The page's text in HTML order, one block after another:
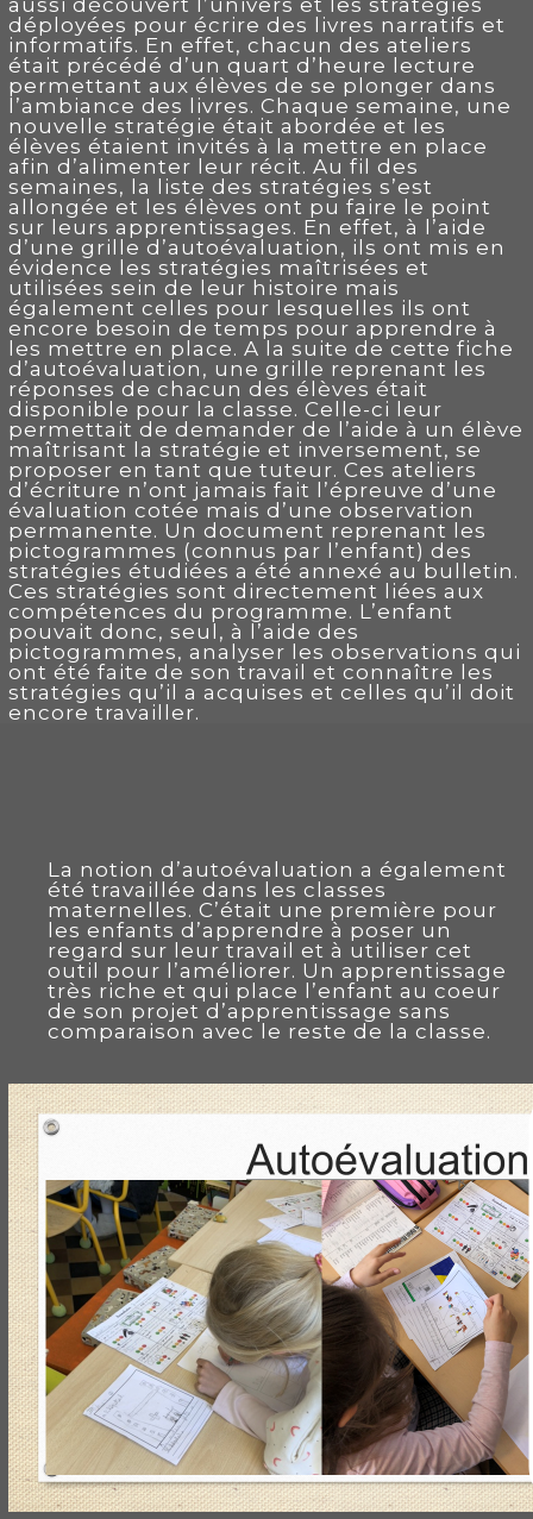
déployées pour écrire des livres narratifs et
informatifs. En effet, chacun des ateliers
était précédé d’un quart d’heure lecture
permettant aux élèves de se plonger dans
l’ambiance des livres. Chaque semaine, une
nouvelle stratégie était abordée et les
élèves étaient invités à la mettre en place
afin d’alimenter leur récit. Au fil des
semaines, la liste des stratégies s’est
allongée et les élèves ont pu faire le point
sur leurs apprentissages. En effet, à l’aide
d’une grille d’autoévaluation, ils ont mis en
évidence les stratégies maîtrisées et
utilisées sein de leur histoire mais
également celles pour lesquelles ils ont
encore besoin de temps pour apprendre à
les mettre en place. A la suite de cette fiche
d’autoévaluation, une grille reprenant les
réponses de chacun des élèves était
disponible pour la classe. Celle-ci leur
permettait de demander de l’aide à un élève
maîtrisant la stratégie et inversement, se
proposer en tant que tuteur. Ces ateliers
d’écriture n’ont jamais fait l’épreuve d’une
évaluation cotée mais d’une observation
permanente. Un document reprenant les
pictogrammes (connus par l’enfant) des
stratégies étudiées a été annexé au bulletin.
Ces stratégies sont directement liées aux
compétences du programme. L’enfant
pouvait donc, seul, à l’aide des
pictogrammes, analyser les observations qui
ont été faite de son travail et connaître les
stratégies qu’il a acquises et celles qu’il doit
encore travailler.
La notion d’autoévaluation a également
été travaillée dans les classes
maternelles. C’était une première pour
les enfants d’apprendre à poser un
regard sur leur travail et à utiliser cet
outil pour l’améliorer. Un apprentissage
très riche et qui place l’enfant au coeur
de son projet d’apprentissage sans
comparaison avec le reste de la classe.